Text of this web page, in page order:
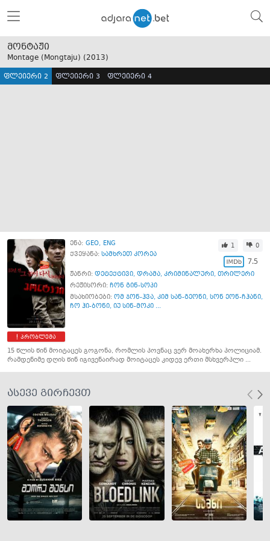
მონტაჟი
Montage (Mongtaju) (2013)
ფლეიერი 2 ფლეიერი 3 ფლეიერი 4
პრობლემა
ენა: GEO ENG
ქვეყანა: სამხრეთ კორეა
1 0
7.5
ჟანრი: დეტექტივი, დრამა, კრიმინალური, თრილერი
რეჟისორი: ჩონ გინ-სოპი
მსახიობები: ომ ჯონ-ჰვა, კიმ სან-გეონი, სონ ეონ-ჩჰანი,
ჩო ჰი-ბონი, იუ სინ-მოკი ...
15 წლის წინ მოიტაცეს გოგონა, რომლის პოვნაც ვერ მოახერხა პოლიციამ.
რამდენიმე დღის წინ იგივენაირად მოიტაცეს კიდევ ერთი მსხვერპლი ...
ასევე გირჩევთ